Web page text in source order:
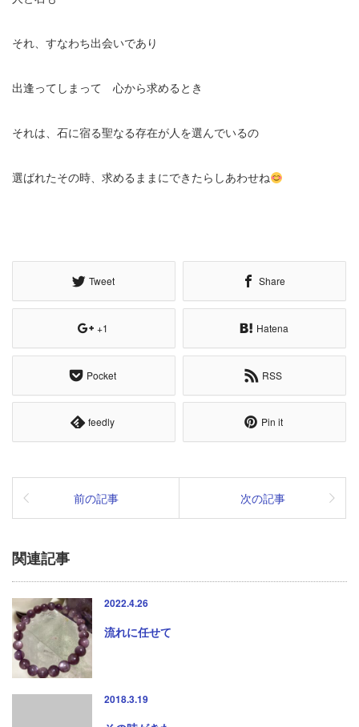
それ、すなわち出会いであり
出逢ってしまって 心から求めるとき
それは、石に宿る聖なる存在が人を選んでいるの
選ばれたその時、求めるままにできたらしあわせね
Tweet Share
+1 Hatena
Pocket RSS
feedly Pin it
前の記事 次の記事
関連記事
2022.4.26
流れに任せて
2018.3.19